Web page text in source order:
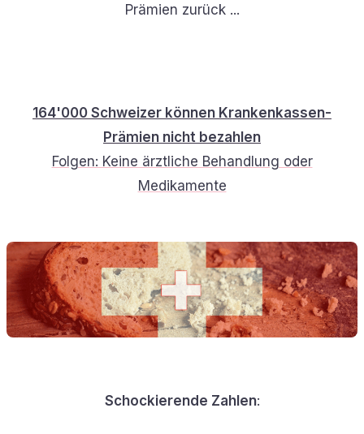
Prämien zurück ...
164'000 Schweizer können Krankenkassen-
Prämien nicht bezahlen
Folgen: Keine ärztliche Behandlung oder
Medikamente
Schockierende Zahlen: